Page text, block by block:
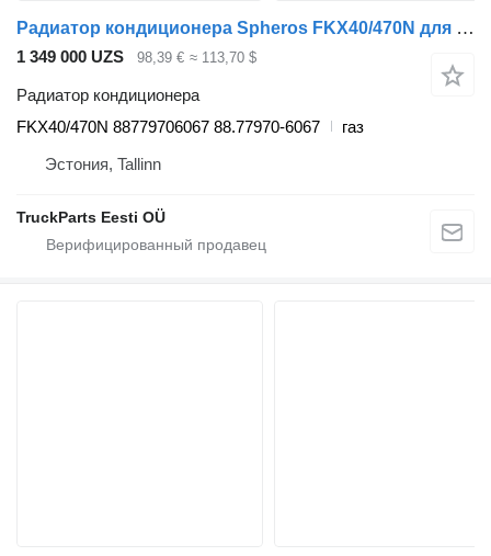
Радиатор кондиционера Spheros FKX40/470N для автобуса MAN
1 349 000 UZS 98,39 € ≈ 113,70 $
Радиатор кондиционера
FKX40/470N 88779706067 88.77970-6067
газ
Эстония, Tallinn
TruckParts Eesti OÜ